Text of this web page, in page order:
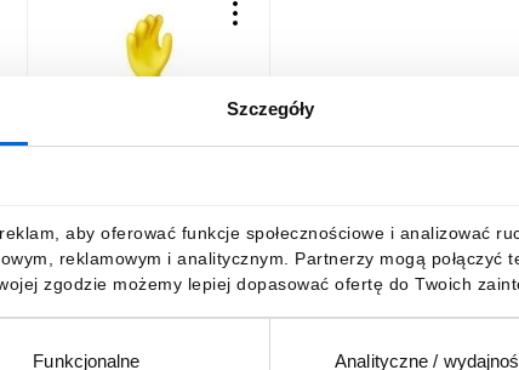
Szczegóły
aby oferować funkcje społecznościowe i analizować
reklamowym i analitycznym. Partnerzy mogą
zgodzie możemy lepiej dopasować ofertę do Twoich
Funkcjonalne Analityczne /
218,42 złbrutto